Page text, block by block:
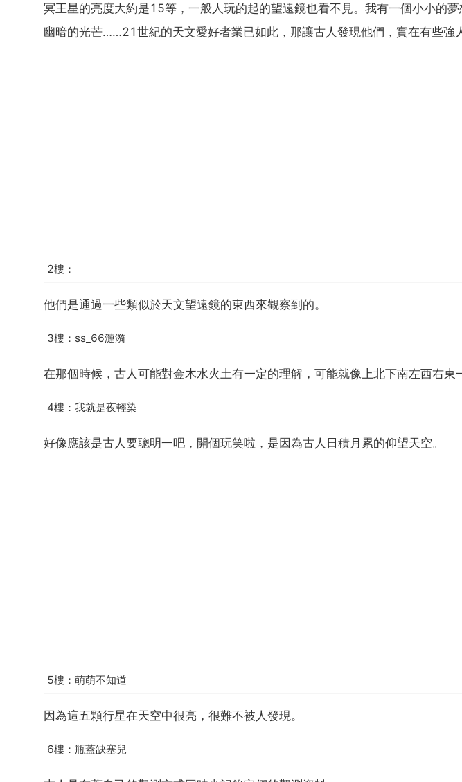
冥王星的亮度大約是15等，一般人玩的起的望遠鏡也看不見。我有一個小小的
幽暗的光芒……21世紀的天文愛好者業已如此，那讓古人發現他們，實在有些強
2樓：
他們是通過一些類似於天文望遠鏡的東西來觀察到的。
3樓：ss_66漣漪
在那個時候，古人可能對金木水火土有一定的理解，可能就像上北下南左西右東
4樓：我就是夜輕染
好像應該是古人要聰明一吧，開個玩笑啦，是因為古人日積月累的仰望天空。
5樓：萌萌不知道
因為這五顆行星在天空中很亮，很難不被人發現。
6樓：瓶蓋缺塞兒